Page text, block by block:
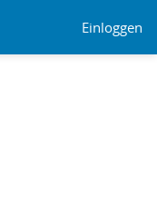
Einloggen